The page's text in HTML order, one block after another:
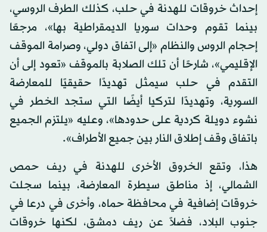
إحداث خروقات للهدنة في حلب، كذلك الطرف الروسي،
بينما تقوم وحدات سوريا الديمقراطية بها»، مرجعًا
إحجام الروس والنظام «إلى اتفاق دولي، وصرامة الموقف
الإقليمي»، شارحًا أن تلك الصلابة بالموقف «تعود إلى أن
التقدم في حلب سيمثل تهديدًا حقيقيًا للمعارضة
السورية، وتهديدًا لتركيا أيضًا التي ستجد الخطر في
نشوء دويلة كردية على حدودها»، وعليه «يلتزم الجميع
باتفاق وقف إطلاق النار بين جميع الأطراف».
هذا، وتقع الخروق الأخرى للهدنة في ريف حمص
الشمالي، إذ مناطق سيطرة المعارضة، بينما سجلت
خروقات إضافية في محافظة حماه، وأخرى في درعا في
جنوب البلاد، فضلاً عن ريف دمشق، لكنها خروقات